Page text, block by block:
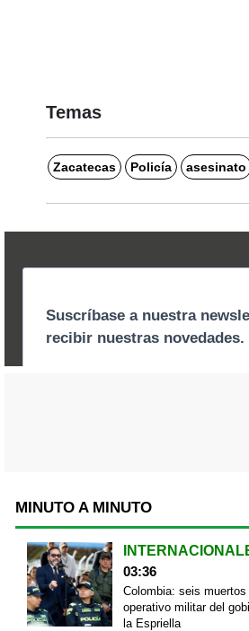
Temas
Zacatecas Policía asesinato
MINUTO A MINUTO
03:36
Colombia: seis
operativo militar del
la Espriella